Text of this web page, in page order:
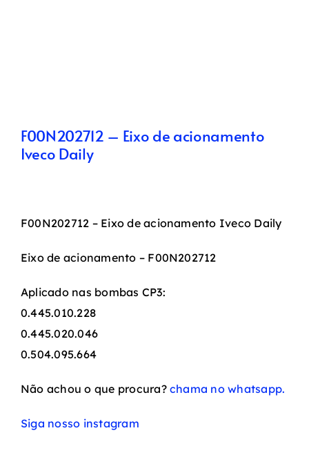
F00N202712 – Eixo de acionamento
Iveco Daily
F00N202712 – Eixo de acionamento Iveco Daily
Eixo de acionamento – F00N202712
Aplicado nas bombas CP3:
0.445.010.228
0.445.020.046
0.504.095.664
Não achou o que procura?chama no whatsapp.
Siga nosso instagram